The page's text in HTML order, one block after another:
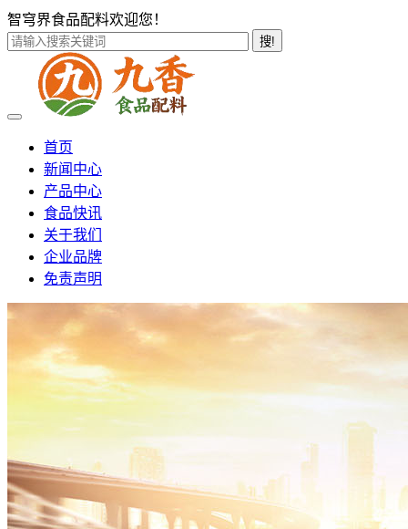
智穹界食品配料欢迎您！
搜!
首页
新闻中心
产品中心
食品快讯
关于我们
企业品牌
免责声明